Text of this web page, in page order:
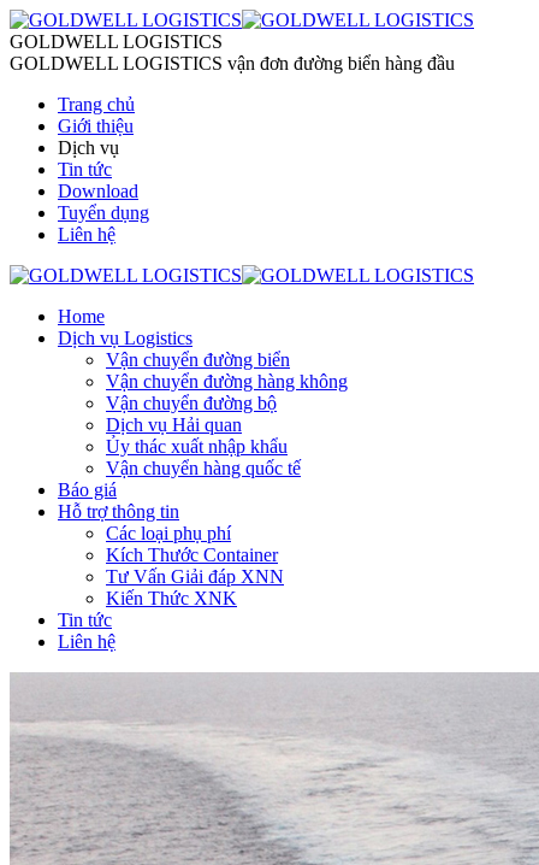
GOLDWELL LOGISTICS
GOLDWELL LOGISTICS vận đơn đường biển hàng đầu
Trang chủ
Giới thiệu
Dịch vụ
Tin tức
Download
Tuyển dụng
Liên hệ
Home
Dịch vụ Logistics
Vận chuyển đường biển
Vận chuyển đường hàng không
Vận chuyển đường bộ
Dịch vụ Hải quan
Ủy thác xuất nhập khẩu
Vận chuyển hàng quốc tế
Báo giá
Hỗ trợ thông tin
Các loại phụ phí
Kích Thước Container
Tư Vấn Giải đáp XNN
Kiến Thức XNK
Tin tức
Liên hệ